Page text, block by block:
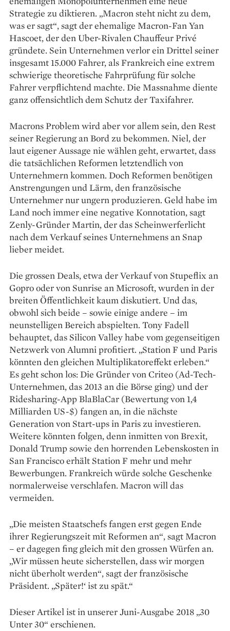
Strategie zu diktieren. „Macron steht nicht zu dem,
was er sagt“, sagt der ehemalige Macron-Fan Yan
Hascoet, der den Uber-Rivalen Chauffeur Privé
gründete. Sein Unternehmen verlor ein Drittel seiner
insgesamt 15.000 Fahrer, als Frankreich eine extrem
schwierige theoretische Fahrprüfung für solche
Fahrer verpflichtend machte. Die Massnahme diente
ganz offensichtlich dem Schutz der Taxifahrer.
Macrons Problem wird aber vor allem sein, den Rest
seiner ­Regierung an Bord zu bekommen. Niel, der
laut eigener Aussage nie wählen geht, erwartet, dass
die tatsächlichen Reformen letztendlich von
Unternehmern kommen. Doch Reformen benötigen
Anstrengungen und Lärm, den französische
Unternehmer nur ungern produzieren. Geld habe im
Land noch immer eine negative Konnotation, sagt
Zenly-Gründer Martin, der das Scheinwerferlicht
nach dem Verkauf seines Unternehmens an Snap
lieber meidet.
Die grossen Deals, etwa der Verkauf von Stupeflix an
Gopro oder von Sunrise an Microsoft, wurden in der
breiten Öffentlichkeit kaum diskutiert. Und das,
obwohl sich beide – sowie einige andere – im
neunstelligen Bereich abspielten. Tony Fadell
behauptet, das Silicon Valley habe vom gegenseitigen
Netzwerk von Alumni profitiert. „Station F und Paris
könnten den gleichen Multiplikator­effekt erleben.“
Es geht schon los: Die Gründer von Criteo (Ad-Tech-
Unternehmen, das 2013 an die Börse ging) und der
Ridesharing-App BlaBlaCar (Bewertung von 1,4
Milliarden US-$) fangen an, in die nächste
Generation von Start-ups in Paris zu investieren.
Weitere könnten folgen, denn inmitten von Brexit,
Donald Trump sowie den horrenden Lebenskosten in
San Francisco erhält Station F mehr und mehr
Bewerbungen. Frankreich würde solche Geschenke
normalerweise verschlafen. Macron will das
vermeiden.
„Die meisten Staatschefs fangen erst gegen Ende
ihrer Regierungszeit mit Reformen an“, sagt Macron
– er dagegen fing gleich mit den grossen Würfen an.
„Wir müssen heute sicherstellen, dass wir morgen
nicht überholt werden“, sagt der französische
Präsident. „Später!‘ ist zu spät.“
Dieser Artikel ist in unserer Juni-Ausgabe 2018 „30
Unter 30“ erschienen.